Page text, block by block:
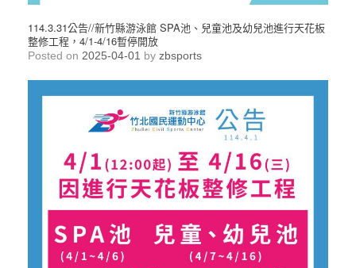
114.3.31公告//新竹縣游泳館 SPA池、兒童池及幼兒池進行天花板
整修工程，4/1-4/16暫停開放
Posted on 2025-04-01 by zbsports